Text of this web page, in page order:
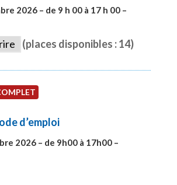
2026 – de 9 h 00 à 17 h 00 –
(places disponibles : 14)
d’emploi
2026 – de 9h00 à 17h00 –